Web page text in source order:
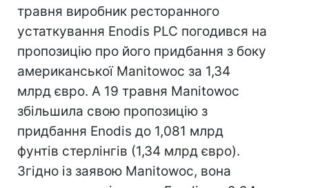
травня виробник ресторанного
устаткування Enodis PLC погодився на
пропозицію про його придбання з боку
американської Manitowoc за 1,34
млрд євро. А 19 травня Manitowoc
збільшила свою пропозицію з
придбання Enodis до 1,081 млрд
фунтів стерлінгів (1,34 млрд євро).
Згідно із заявою Manitowoc, вона